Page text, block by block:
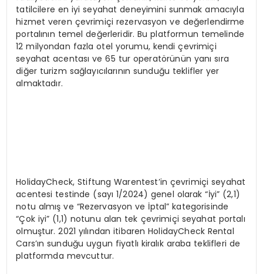
tatilcilere en iyi seyahat deneyimini sunmak amacıyla
hizmet veren çevrimiçi rezervasyon ve değerlendirme
portalının temel değerleridir. Bu platformun temelinde
12 milyondan fazla otel yorumu, kendi çevrimiçi
seyahat acentası ve 65 tur operatörünün yanı sıra
diğer turizm sağlayıcılarının sunduğu teklifler yer
almaktadır.
HolidayCheck, Stiftung Warentest’in çevrimiçi seyahat
acentesi testinde (sayı 1/2024) genel olarak “İyi” (2,1)
notu almış ve “Rezervasyon ve İptal” kategorisinde
“Çok iyi” (1,1) notunu alan tek çevrimiçi seyahat portalı
olmuştur. 2021 yılından itibaren HolidayCheck Rental
Cars’ın sunduğu uygun fiyatlı kiralık araba teklifleri de
platformda mevcuttur.